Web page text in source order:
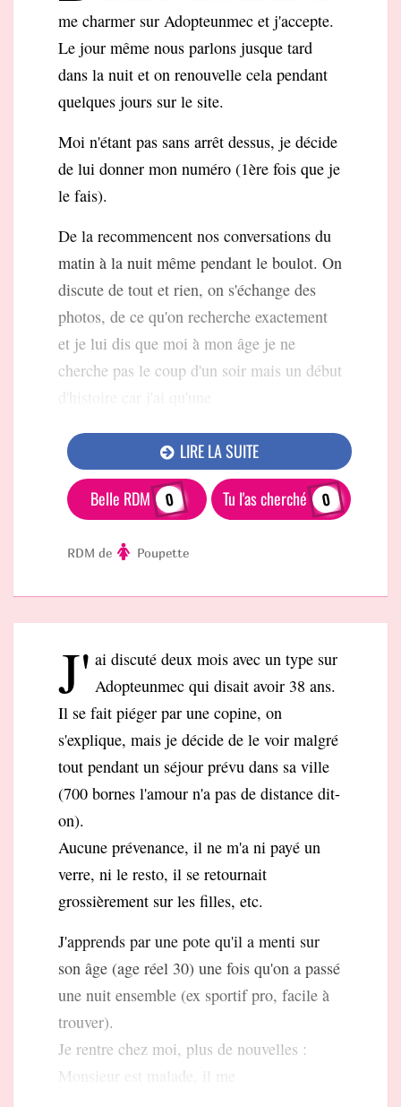
me charmer sur Adopteunmec et j'accepte.
Le jour même nous parlons jusque tard
dans la nuit et on renouvelle cela pendant
quelques jours sur le site.
Moi n'étant pas sans arrêt dessus, je décide
de lui donner mon numéro (1ère fois que je
le fais).
De la recommencent nos conversations du
matin à la nuit même pendant le boulot. On
discute de tout et rien, on s'échange des
photos, de ce qu'on recherche exactement
et je lui dis que moi à mon âge je ne
cherche pas le coup d'un soir mais un début
LIRE LA SUITE
Belle RDM 0 Tu l'as cherché 0
RDM de Poupette
J' ai discuté deux mois avec un type sur
Adopteunmec qui disait avoir 38 ans.
Il se fait piéger par une copine, on
s'explique, mais je décide de le voir malgré
tout pendant un séjour prévu dans sa ville
(700 bornes l'amour n'a pas de distance dit-
on).
Aucune prévenance, il ne m'a ni payé un
verre, ni le resto, il se retournait
grossièrement sur les filles, etc.
J'apprends par une pote qu'il a menti sur
son âge (age réel 30) une fois qu'on a passé
une nuit ensemble (ex sportif pro, facile à
trouver).
Je rentre chez moi, plus de nouvelles :
Monsieur est malade, il me